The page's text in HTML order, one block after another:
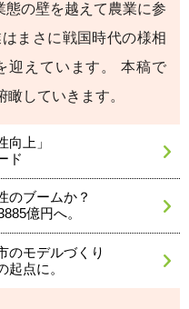
態の壁を越えて農業に参
まさに戦国時代の様相
迎えています。
本稿で
していきます。
向上」
ド
のブームか？
億円へ。
のモデルづくり
起点に。